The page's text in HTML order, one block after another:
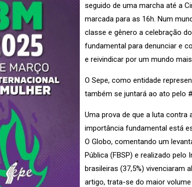
seguido de uma marcha até a
marcada para as 16h. Num
classe e gênero a celebração
fundamental para denunciar e
e reivindicar por um mundo
O Sepe, como entidade
também se juntará ao ato pelo
Uma prova de que a luta
importância fundamental está
O Globo, comentando um
Pública (FBSP) e realizado
brasileiras (37,5%) vivenciaram
artigo, trata-se do maior